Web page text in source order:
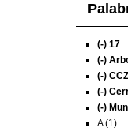
(-) 17
(-)
(-) CCZ
(-)
(-)
A (1)